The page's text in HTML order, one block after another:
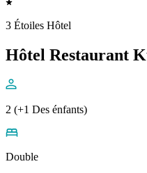
3 Étoiles Hôtel
Hôtel Restaurant
2 (+1 Des énfants)
Double